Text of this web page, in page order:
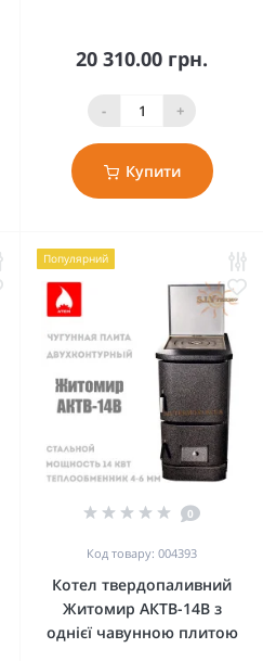
20 310.00 грн.
- +
Купити
Популярний
0
Код товару: 004393
Котел твердопаливний
Житомир АКТВ-14В з
однієї чавунною плитою